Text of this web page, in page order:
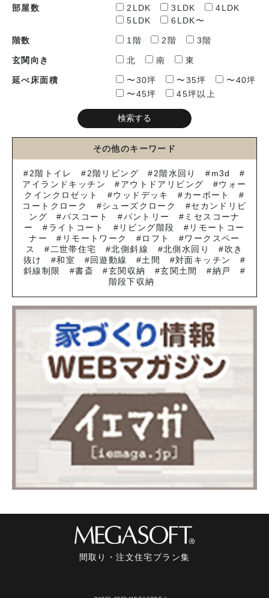
部屋数 2LDK 3LDK
4LDK
5LDK
6LDK〜
階数 1階 2階 3階
玄関向き 北 南 東
延べ床面積 〜30坪 〜35坪
〜40坪
〜45坪
45坪以上
その他のキーワード
2階トイレ 2階リビング 2階水回り
m3d
アイランドキッチン
アウトドアリビング
ウォー
クインクロゼット
ウッドデッキ
カーポート
コートクローク
シューズクローク
セカンドリビ
ング
バスコート パントリー
ミセスコーナ
ー
ライトコート リビング階段
リモートコー
ナー
リモートワーク ロフト
ワークスペー
ス
二世帯住宅 北側斜線 北側水回り
吹き
抜け
和室 回遊動線 土間
対面キッチン
斜線制限
書斎 玄関収納 玄関土間
納戸
階段下収納
間取り・注文住宅プラン集